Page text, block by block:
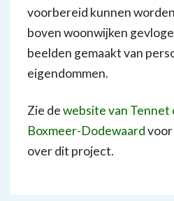
voorbereid kunnen
boven woonwijken
beelden gemaakt van
eigendommen.
Zie dewebsite van
Boxmeer-Dodewaard
over dit project.